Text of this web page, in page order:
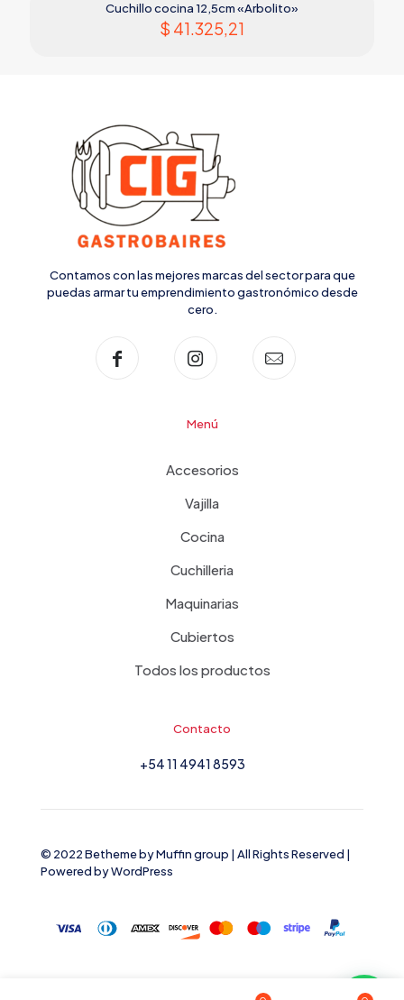
Cuchillo cocina 12,5cm «Arbolito»
$ 41.325,21
Contamos con las mejores marcas del sector para que
puedas armar tu emprendimiento gastronómico desde
cero.
Menú
Accesorios
Vajilla
Cocina
Cuchilleria
Maquinarias
Cubiertos
Todos los productos
Contacto
+54 11 4941 8593
© 2022 Betheme byMuffin group | All Rights Reserved |
Powered byWordPress